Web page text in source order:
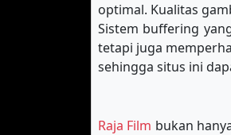
optimal. Kualitas
Sistem buffering
tetapi juga
sehingga situs ini
Raja Film bukan